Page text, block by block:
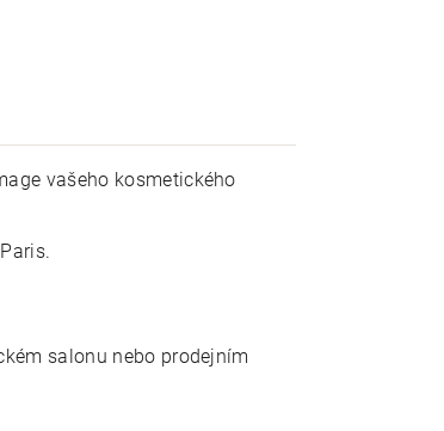
vašeho kosmetického
salonu nebo prodejním